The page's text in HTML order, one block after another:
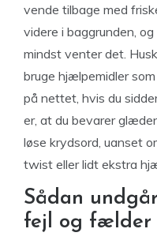
vende tilbage med
videre i baggrunden,
mindst venter det.
bruge hjælpemidler
på nettet, hvis du
er, at du bevarer
løse krydsord, uanset
twist eller lidt ekstra
Sådan
fejl og fælder